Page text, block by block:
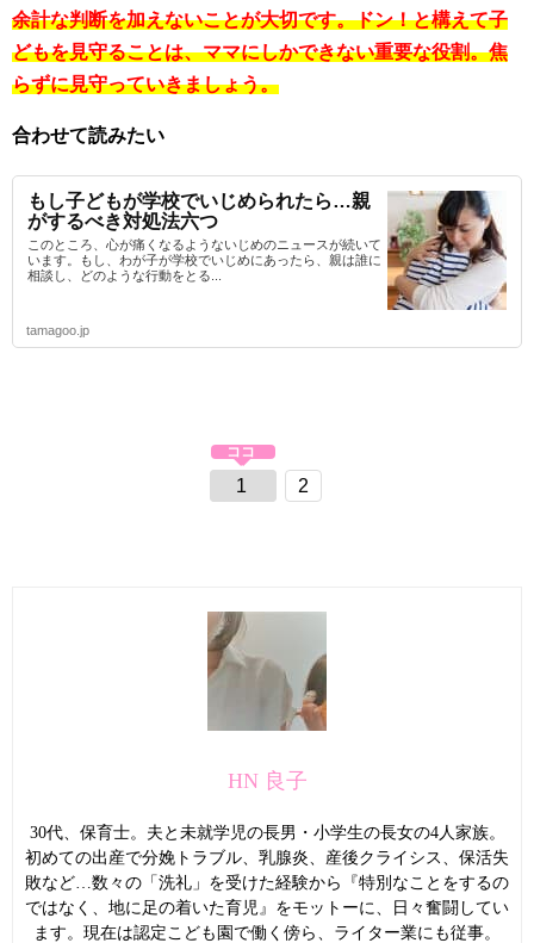
余計な判断を加えないことが大切です。ドン！と構えて子
どもを見守ることは、ママにしかできない重要な役割。焦
らずに見守っていきましょう。
合わせて読みたい
もし子どもが学校でいじめられたら…親
がするべき対処法六つ
このところ、心が痛くなるようないじめのニュースが続いて
います。もし、わが子が学校でいじめにあったら、親は誰に
相談し、どのような行動をとる...
tamagoo.jp
1 2
HN 良子
30代、保育士。夫と未就学児の長男・小学生の長女の4人家族。
初めての出産で分娩トラブル、乳腺炎、産後クライシス、保活失
敗など…数々の「洗礼」を受けた経験から『特別なことをするの
ではなく、地に足の着いた育児』をモットーに、日々奮闘してい
ます。現在は認定こども園で働く傍ら、ライター業にも従事。